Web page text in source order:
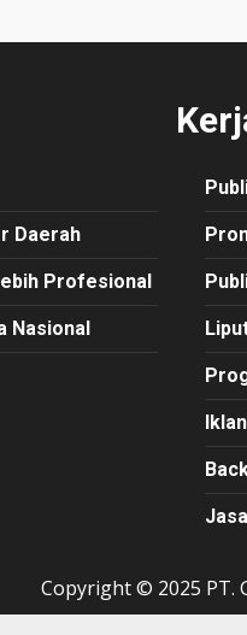
Daerah
Profesional
Nasional
Copyright © 2025 PT.